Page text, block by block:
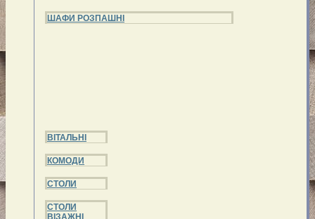
ШАФИ РОЗПАШНІ
ВІТАЛЬНІ
КОМОДИ
СТОЛИ
СТОЛИ
ВІЗАЖНІ